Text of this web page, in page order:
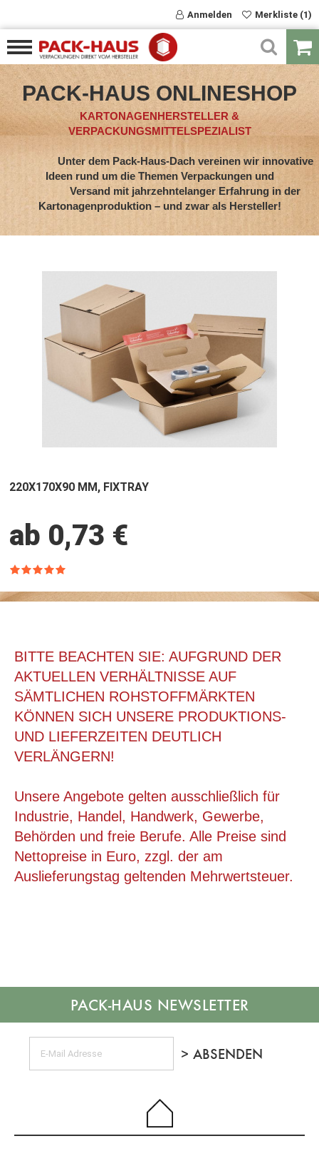
Anmelden Merkliste (1)
PACK-HAUS ONLINESHOP
KARTONAGENHERSTELLER &
VERPACKUNGSMITTELSPEZIALIST
Unter dem Pack-Haus-Dach vereinen wir innovative
Ideen rund um die Themen Verpackungen und
Versand mit jahrzehntelanger Erfahrung in der
Kartonagenproduktion – und zwar als Hersteller!
220X170X90 MM, FIXTRAY
ab 0,73 €
220X170X90 MM, FIXTRAY
ab 0,73 €
BITTE BEACHTEN SIE: AUFGRUND DER
AKTUELLEN VERHÄLTNISSE AUF
SÄMTLICHEN ROHSTOFFMÄRKTEN
KÖNNEN SICH UNSERE PRODUKTIONS-
UND LIEFERZEITEN DEUTLICH
VERLÄNGERN!
Unsere Angebote gelten ausschließlich für
Industrie, Handel, Handwerk, Gewerbe,
Behörden und freie Berufe. Alle Preise sind
Nettopreise in Euro, zzgl. der am
Auslieferungstag geltenden Mehrwertsteuer.
NEWSLETTER